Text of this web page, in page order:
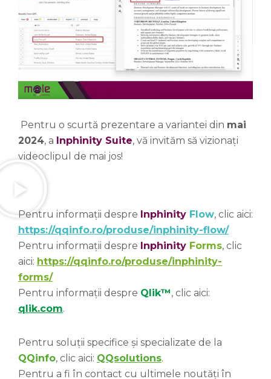
Pentru o scurtă prezentare a variantei din mai
2024, a Inphinity Suite, vă invităm să vizionați
videoclipul de mai jos!
Pentru informații despre Inphinity Flow, clic aici:
https://qqinfo.ro/produse/inphinity-flow/
Pentru informații despre Inphinity Forms, clic
aici: https://qqinfo.ro/produse/inphinity-
forms/
Pentru informații despre Qlik™, clic aici:
qlik.com.
Pentru soluții specifice și specializate de la
QQinfo, clic aici: QQsolutions.
Pentru a fi în contact cu ultimele noutăți în